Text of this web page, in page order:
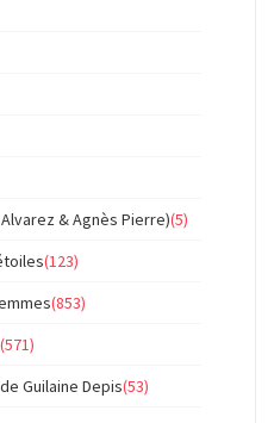
& Agnès Pierre)(5)
(123)
(853)
(571)
Guilaine Depis(53)